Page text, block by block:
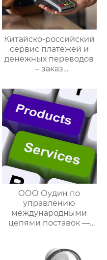
Китайско-российский
сервис платежей и
денежных переводов
– заказ
поставок
ООО Оудин по
управлению
международными
цепями поставок —
российских закупок